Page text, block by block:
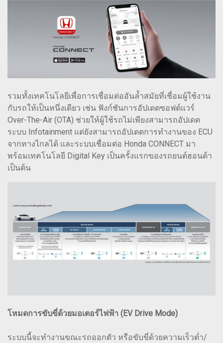
รวมทั้งเทคโนโลยีเพื่อการเชื่อมต่ออันล้ำสมัยที่เชื่อมผู้ใช้งาน
กับรถให้เป็นหนึ่งเดียว เช่น ฟังก์ชันการอัปเดตซอฟต์แวร์
Over-The-Air (OTA) ช่วยให้ผู้ใช้รถไม่เพียงสามารถอัปเดต
ระบบ Infotainment แต่ยังสามารถอัปเดตการทำงานของ ECU
จากทางไกลได้ และระบบเชื่อมต่อ Honda CONNECT มา
พร้อมเทคโนโลยี Digital Key เป็นครั้งแรกของรถยนต์ฮอนด้า
เป็นต้น
โหมดการขับขี่ด้วยมอเตอร์ไฟฟ้า (EV Drive Mode)
ระบบนี้จะทำงานขณะรถออกตัว หรือขับขี่ด้วยความเร็วต่ำ/